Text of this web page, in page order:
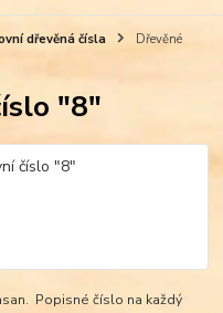
dřevěná čísla
Dřevěné
"8"
Popisné číslo na každý